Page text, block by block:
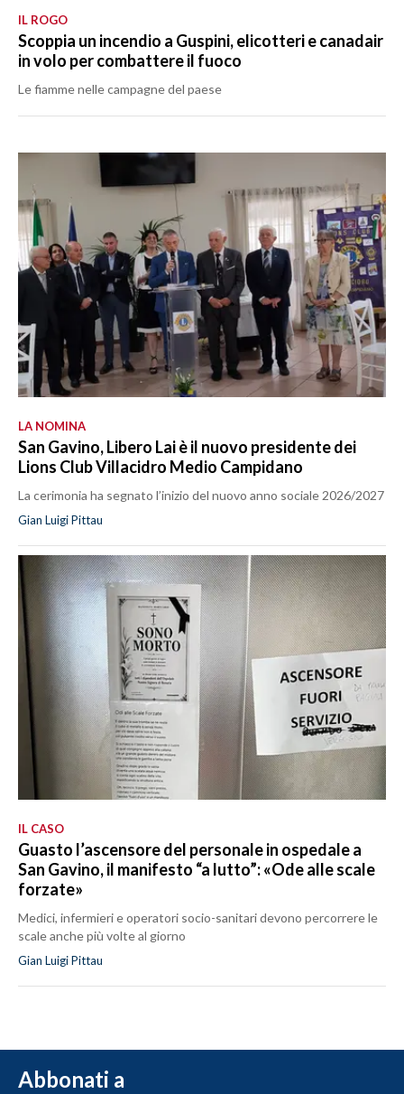
IL ROGO
Scoppia un incendio a Guspini, elicotteri e canadair
in volo per combattere il fuoco
Le fiamme nelle campagne del paese
LA NOMINA
San Gavino, Libero Lai è il nuovo presidente dei
Lions Club Villacidro Medio Campidano
La cerimonia ha segnato l’inizio del nuovo anno sociale 2026/2027
Gian Luigi Pittau
IL CASO
Guasto l’ascensore del personale in ospedale a
San Gavino, il manifesto “a lutto”: «Ode alle scale
forzate»
Medici, infermieri e operatori socio-sanitari devono percorrere le
scale anche più volte al giorno
Gian Luigi Pittau
Abbonati a